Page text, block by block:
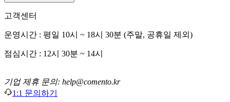
고객센터
운영시간 : 평일 10시 ~ 18시 30분 (주말, 공휴일 제외)
점심시간 : 12시 30분 ~ 14시
기업 제휴 문의: help@comento.kr
1:1 문의하기